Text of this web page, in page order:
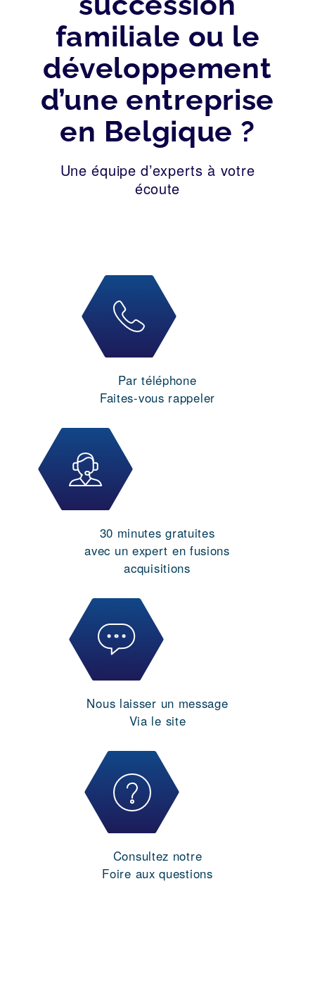
familiale ou le
développement
d’une entreprise
en Belgique ?
Une équipe d’experts à votre
écoute
Par téléphone
Faites-vous rappeler
30 minutes gratuites
avec un expert en fusions
acquisitions
Nous laisser un message
Via le site
Consultez notre
Foire aux questions